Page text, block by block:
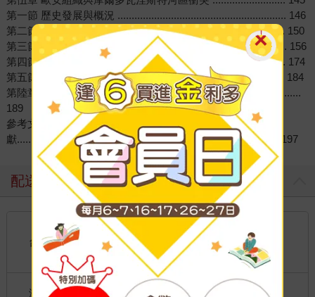
第一節 歷史發展與概況 ............................................................ 146
第二節 涅斯特河區衝突的起源與國際社會處理 ...................... 150
第三節 歐安組織的涅斯特河區衝突處理 .................................. 156
第四節 其他參與者的角色 ........................................................ 174
第五節 結語 .............................................................................. 184
第陸章 結論 ....................................................................................
189
參考文
獻............................................................................................. 197
配送方式
台灣
國內宅配：本島、離島
到店取貨：
不限金額免運費
海外
國際快遞：全球